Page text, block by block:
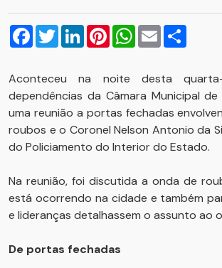
Facebook
TwitterLinkedInPinterestWhatsApp
Email
Aconteceu na noite desta
dependências da Câmara Municipal de
uma reunião a portas fechadas
roubos e o Coronel Nelson Antonio da
do Policiamento do Interior do Estado.
Na reunião, foi discutida a onda de
está ocorrendo na cidade e também
e lideranças detalhassem o assunto ao
De portas fechadas